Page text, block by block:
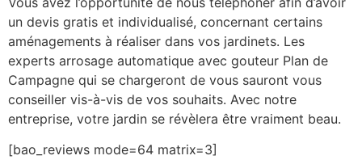
un devis gratis et individualisé, concernant certains
aménagements à réaliser dans vos jardinets. Les
experts arrosage automatique avec gouteur Plan de
Campagne qui se chargeront de vous sauront vous
conseiller vis-à-vis de vos souhaits. Avec notre
entreprise, votre jardin se révèlera être vraiment beau.
[bao_reviews mode=64 matrix=3]